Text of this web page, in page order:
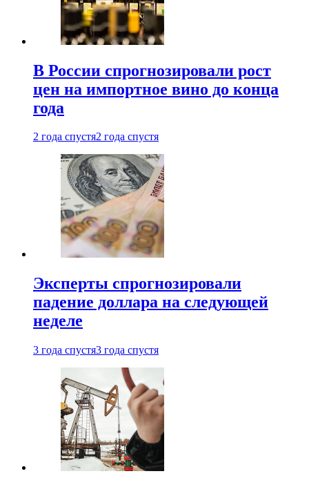
В России спрогнозировали рост
цен на импортное вино до конца
года
2 года спустя2 года спустя
Эксперты спрогнозировали
падение доллара на следующей
неделе
3 года спустя3 года спустя